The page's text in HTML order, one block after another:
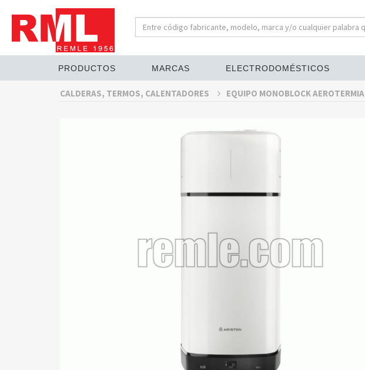
PRODUCTOS MARCAS ELECTRODOMÉSTICOS
CALDERAS, TERMOS, CALENTADORES EQUIPO MONOBLOCK AEROTERMIA